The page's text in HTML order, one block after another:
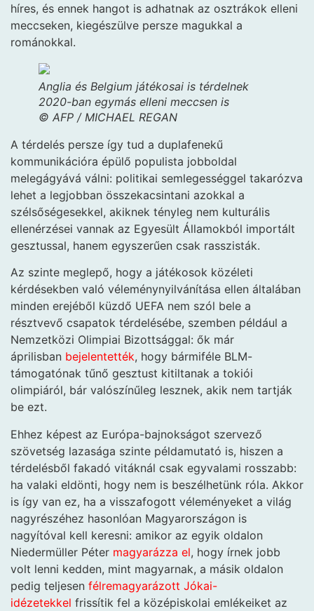
híres, és ennek hangot is adhatnak az osztrákok elleni
meccseken, kiegészülve persze magukkal a
románokkal.
Anglia és Belgium játékosai is térdelnek
2020-ban egymás elleni meccsen is
© AFP / MICHAEL REGAN
A térdelés persze így tud a duplafenekű
kommunikációra épülő populista jobboldal
melegágyává válni: politikai semlegességgel takarózva
lehet a legjobban összekacsintani azokkal a
szélsőségesekkel, akiknek tényleg nem kulturális
ellenérzései vannak az Egyesült Államokból importált
gesztussal, hanem egyszerűen csak rasszisták.
Az szinte meglepő, hogy a játékosok közéleti
kérdésekben való véleménynyilvánítása ellen általában
minden erejéből küzdő UEFA nem szól bele a
résztvevő csapatok térdelésébe, szemben például a
Nemzetközi Olimpiai Bizottsággal: ők már
áprilisban bejelentették, hogy bármiféle BLM-
támogatónak tűnő gesztust kitiltanak a tokiói
olimpiáról, bár valószínűleg lesznek, akik nem tartják
be ezt.
Ehhez képest az Európa-bajnokságot szervező
szövetség lazasága szinte példamutató is, hiszen a
térdelésből fakadó vitáknál csak egyvalami rosszabb:
ha valaki eldönti, hogy nem is beszélhetünk róla. Akkor
is így van ez, ha a visszafogott véleményeket a világ
nagyrészéhez hasonlóan Magyarországon is
nagyítóval kell keresni: amikor az egyik oldalon
Niedermüller Péter magyarázza el, hogy írnek jobb
volt lenni kedden, mint magyarnak, a másik oldalon
pedig teljesen félremagyarázott Jókai-
idézetekkel frissítik fel a középiskolai emlékeiket az